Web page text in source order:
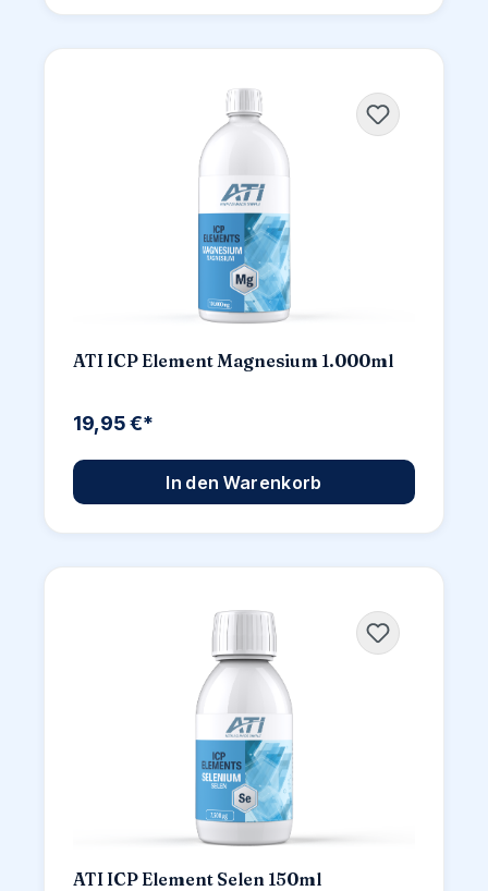
ATI ICP Element Magnesium 1.000ml
19,95 €*
In den Warenkorb
ATI ICP Element Selen 150ml